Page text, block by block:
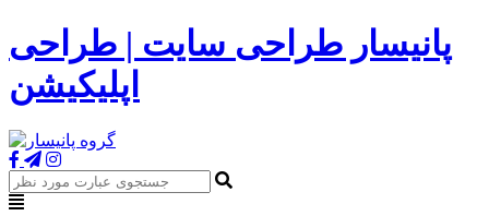
پانیسار طراحی سایت | طراحی
اپلیکیشن